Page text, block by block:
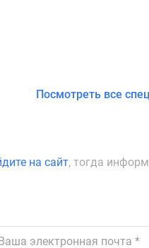
Посмотреть все
на сайт, тогда